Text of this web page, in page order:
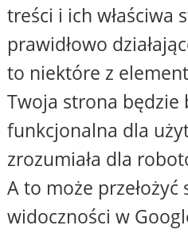
treści i ich właściwa
prawidłowo
to niektóre z
Twoja strona będzie
funkcjonalna dla
zrozumiała dla
A to może
widoczności w